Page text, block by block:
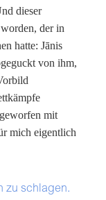
dieser
der in
hatte: Jānis
von ihm,
mit
mich eigentlich
zu schlagen.